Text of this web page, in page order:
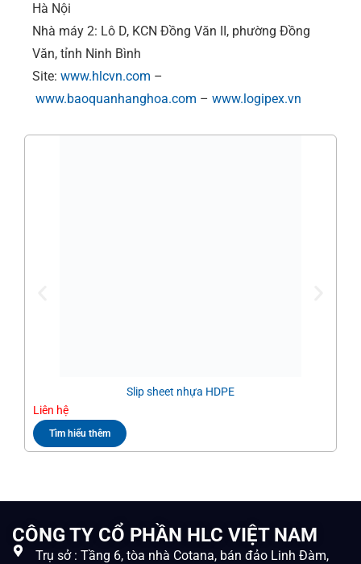
Hà Nội
Nhà máy 2: Lô D, KCN Đồng Văn II, phường Đồng
Văn, tỉnh Ninh Bình
Site: www.hlcvn.com –
www.baoquanhanghoa.com – www.logipex.vn
Slip sheet nhựa HDPE
Liên hệ
Tìm hiểu thêm
CÔNG TY CỔ PHẦN HLC VIỆT NAM
Trụ sở : Tầng 6, tòa nhà Cotana, bán đảo Linh Đàm,